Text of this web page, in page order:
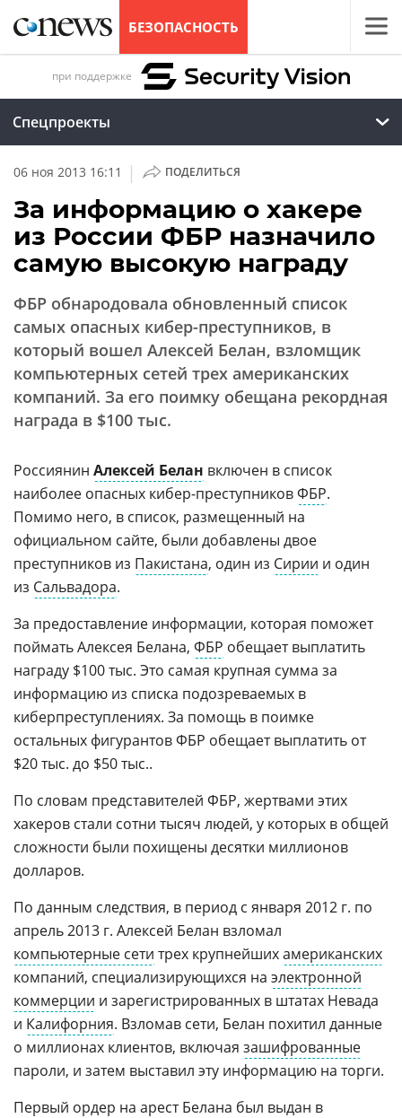
БЕЗОПАСНОСТЬ
при поддержке
Спецпроекты
06 ноя 2013 16:11 | ПОДЕЛИТЬСЯ
За информацию о хакере
из России ФБР назначило
самую высокую награду
ФБР обнародовала обновленный список
самых опасных кибер-преступников, в
который вошел Алексей Белан, взломщик
компьютерных сетей трех американских
компаний. За его поимку обещана рекордная
награда в $100 тыс.
Россиянин Алексей Белан включен в список
наиболее опасных кибер-преступниковФБР.
Помимо него, в список, размещенный на
официальном сайте, были добавлены двое
преступников из Пакистана, один из Сирии и один
из Сальвадора.
За предоставление информации, которая поможет
поймать Алексея Белана, ФБР обещает выплатить
награду $100 тыс. Это самая крупная сумма за
информацию из списка подозреваемых в
киберпреступлениях. За помощь в поимке
остальных фигурантов ФБР обещает выплатить от
$20 тыс. до $50 тыс..
По словам представителей ФБР, жертвами этих
хакеров стали сотни тысяч людей, у которых в общей
сложности были похищены десятки миллионов
долларов.
По данным следствия, в период с января 2012 г. по
апрель 2013 г. Алексей Белан взломал
компьютерные сети трех крупнейшихамериканских
компаний, специализирующихся на электронной
коммерции и зарегистрированных в штатах Невада
и Калифорния. Взломав сети, Белан похитил данные
о миллионах клиентов, включая зашифрованные
пароли, и затем выставил эту информацию на торги.
Первый ордер на арест Белана был выдан в